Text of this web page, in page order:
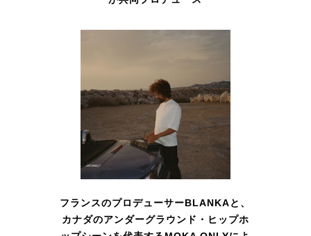
フランスのプロデューサーBLANKAと、
カナダのアンダーグラウンド・ヒップホ